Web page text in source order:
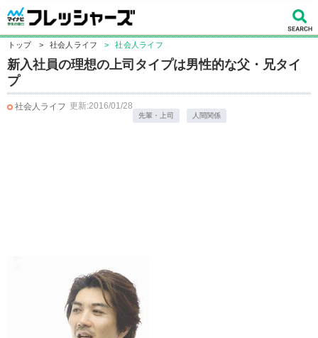
トップ > 社会人ライフ > 社会人ライフ
新入社員の理想の上司タイプは男性的な父・兄タイ
プ
社会人ライフ 更新:2016/01/28
先輩・上司 人間関係